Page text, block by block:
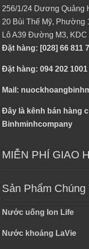
256/1/24 Dương Quảng
20 Bùi Thế Mỹ, Phường
Lô A39 Đường M3,
Đặt hàng: [028] 66 811
Đặt hàng: 094 202 1001
Mail:
Đây là kênh bán hàng
Binhminhcompany
MIỄN PHÍ GIAO
Sản Phẩm Chúng
Nước uống Ion Life
Nước khoáng LaVie